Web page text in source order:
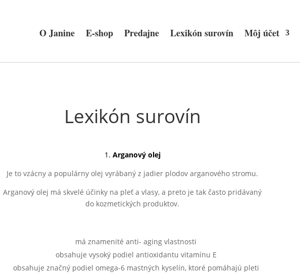
O Janine E-shop Predajne Lexikón surovín Môj účet
Lexikón surovín
1. Arganový olej
Je to vzácny a populárny olej vyrábaný z jadier plodov arganového stromu.
Arganový olej má skvelé účinky na pleť a vlasy, a preto je tak často pridávaný
do kozmetických produktov.
má znamenité anti- aging vlastnosti
obsahuje vysoký podiel antioxidantu vitamínu E
obsahuje značný podiel omega-6 mastných kyselín, ktoré pomáhajú pleti